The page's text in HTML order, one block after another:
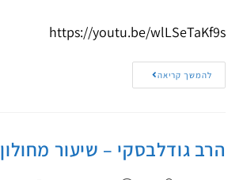
https://youtu.be/wlLSeTaKf9s
להמשך קריאה
הרב גודלבסקי – שיעור מחולון